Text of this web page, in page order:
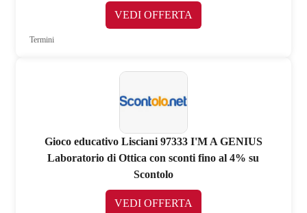
VEDI OFFERTA
Termini
Gioco educativo Lisciani 97333 I'M A GENIUS
Laboratorio di Ottica con sconti fino al 4% su
Scontolo
VEDI OFFERTA